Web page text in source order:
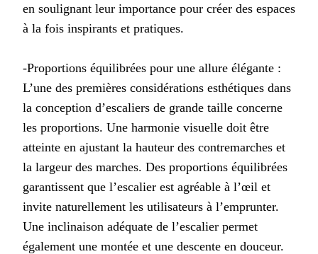
en soulignant leur importance pour créer des espaces
à la fois inspirants et pratiques.
-Proportions équilibrées pour une allure élégante :
L’une des premières considérations esthétiques dans
la conception d’escaliers de grande taille concerne
les proportions. Une harmonie visuelle doit être
atteinte en ajustant la hauteur des contremarches et
la largeur des marches. Des proportions équilibrées
garantissent que l’escalier est agréable à l’œil et
invite naturellement les utilisateurs à l’emprunter.
Une inclinaison adéquate de l’escalier permet
également une montée et une descente en douceur.